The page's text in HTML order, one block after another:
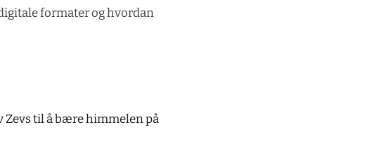
formater og hvordan
Zevs til å bære himmelen på